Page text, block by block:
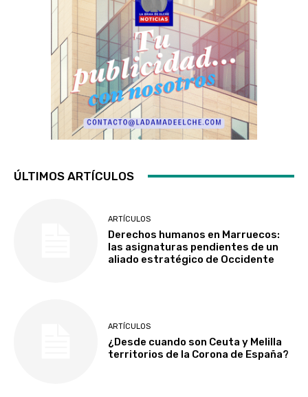
ÚLTIMOS ARTÍCULOS
ARTÍCULOS
Derechos humanos en Marruecos:
las asignaturas pendientes de un
aliado estratégico de Occidente
ARTÍCULOS
¿Desde cuando son Ceuta y Melilla
territorios de la Corona de España?